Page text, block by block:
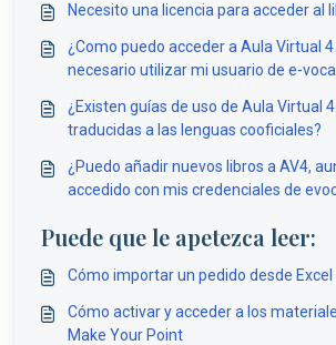
Necesito una licencia para acceder al
¿Como puedo acceder a Aula Virtual 4
necesario utilizar mi usuario de e-
¿Existen guías de uso de Aula Virtual
traducidas a las lenguas cooficiales?
¿Puedo añadir nuevos libros a AV4,
accedido con mis credenciales de
Puede que le apetezca leer:
Cómo importar un pedido desde Excel
Cómo activar y acceder a los
Make Your Point